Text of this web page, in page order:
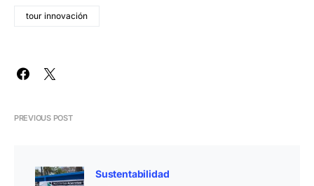
tour innovación
PREVIOUS POST
Sustentabilidad